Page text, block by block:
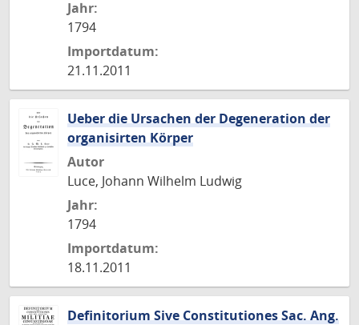
Jahr:
1794
Importdatum:
21.11.2011
Ueber die Ursachen der Degeneration der
organisirten Körper
Autor
Luce, Johann Wilhelm Ludwig
Jahr:
1794
Importdatum:
18.11.2011
Definitorium Sive Constitutiones Sac. Ang.